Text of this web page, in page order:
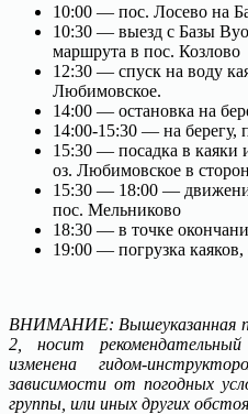
10:00 — пос. Лосево на
10:30 — выезд с Базы
маршрута в пос. Козлово
12:30 — спуск на воду
Любимовское.
14:00 — остановка на
14:00-15:30 — на берегу,
15:30 — посадка в
оз. Любимовское в
15:30 — 18:00 —
пос. Мельниково
18:30 — в точке
19:00 — погрузка
ВНИМАНИЕ: Вышеуказанная
2, носит
изменена гидом-
зависимости от погодных
группы, или иных других